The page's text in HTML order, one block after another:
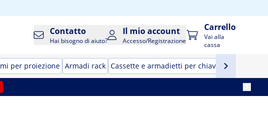
Contatto
Hai bisogno di aiuto?
Il mio account
Accesso/Registrazione
Carrello
Vai alla
cassa
per proiezione Armadi rack Cassette e armadietti per chiavi Tavolini